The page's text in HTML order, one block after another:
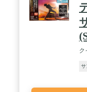
ク
サ